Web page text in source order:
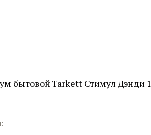
бытовой Tarkett Стимул Дэнди 1